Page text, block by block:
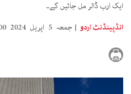
ایک ارب ڈالر مل جائیں گے۔
انڈپینڈنٹ اردو
جمعہ 5 اپریل 2024 9:00